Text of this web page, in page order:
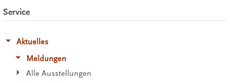
Service
Aktuelles
Meldungen
Alle Ausstellungen